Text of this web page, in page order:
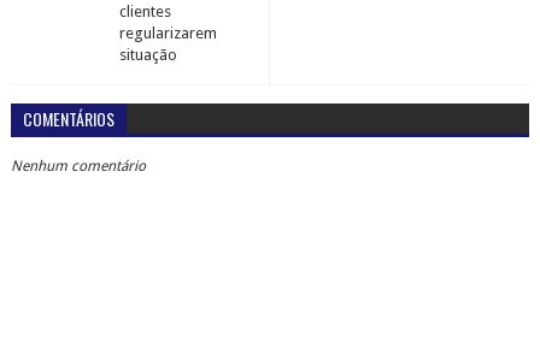
clientes
regularizarem
situação
COMENTÁRIOS
Nenhum comentário